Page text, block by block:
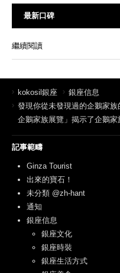
最新口碑
繼續閱讀
kokosil銀座
銀座信息
發現你從未發現過的企鵝家
企鵝家族展覽」揭示了企鵝家
記事範疇
Ginza Tourist
出來的寶石！
未分類 @zh-hant
通知
銀座信息
銀座文化
銀座時裝
銀座生活方式